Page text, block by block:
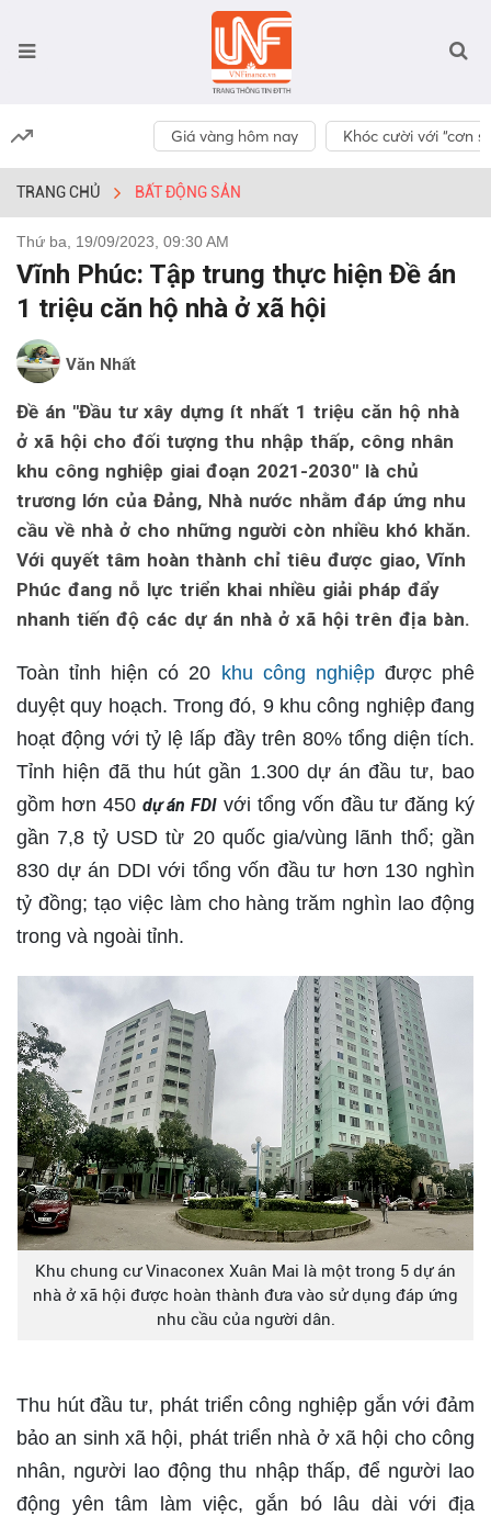
Giá vàng hôm nay Khóc cười với “cơn
TRANG CHỦ BẤT ĐỘNG SẢN
Thứ ba, 19/09/2023, 09:30 AM
Vĩnh Phúc: Tập trung thực hiện Đề án
1 triệu căn hộ nhà ở xã hội
Văn Nhất
Đề án "Đầu tư xây dựng ít nhất 1 triệu căn hộ nhà
ở xã hội cho đối tượng thu nhập thấp, công nhân
khu công nghiệp giai đoạn 2021-2030" là chủ
trương lớn của Đảng, Nhà nước nhằm đáp ứng nhu
cầu về nhà ở cho những người còn nhiều khó khăn.
Với quyết tâm hoàn thành chỉ tiêu được giao, Vĩnh
Phúc đang nỗ lực triển khai nhiều giải pháp đẩy
nhanh tiến độ các dự án nhà ở xã hội trên địa bàn.
Toàn tỉnh hiện có 20 khu công nghiệpđược phê
duyệt quy hoạch. Trong đó, 9 khu công nghiệp đang
hoạt động với tỷ lệ lấp đầy trên 80% tổng diện tích.
Tỉnh hiện đã thu hút gần 1.300 dự án đầu tư, bao
gồm hơn 450 dự án FDI với tổng vốn đầu tư đăng ký
gần 7,8 tỷ USD từ 20 quốc gia/vùng lãnh thổ; gần
830 dự án DDI với tổng vốn đầu tư hơn 130 nghìn
tỷ đồng; tạo việc làm cho hàng trăm nghìn lao động
trong và ngoài tỉnh.
Khu chung cư Vinaconex Xuân Mai là một trong 5 dự án
nhà ở xã hội được hoàn thành đưa vào sử dụng đáp ứng
nhu cầu của người dân.
Thu hút đầu tư, phát triển công nghiệp gắn với đảm
bảo an sinh xã hội, phát triển nhà ở xã hội cho công
nhân, người lao động thu nhập thấp, để người lao
động yên tâm làm việc, gắn bó lâu dài với địa